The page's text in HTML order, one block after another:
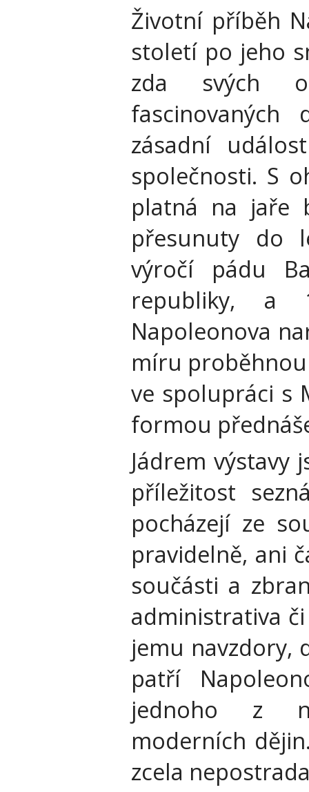
Životní příběh
století po jeho
zda svých
zásadní
společnosti. S
platná na jaře
přesunuty do
výročí pádu
republiky, a
Napoleonova
míru
ve spolupráci s
formou
Jádrem výstavy
příležitost
pocházejí ze
pravidelně, ani
součásti a
administrativa
jemu navzdory,
patří
jednoho z
moderních
zcela